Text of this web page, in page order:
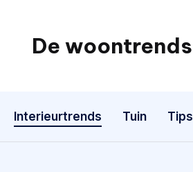
De woontrends
Interieur
blog
Interieurtrends Tuin Tips